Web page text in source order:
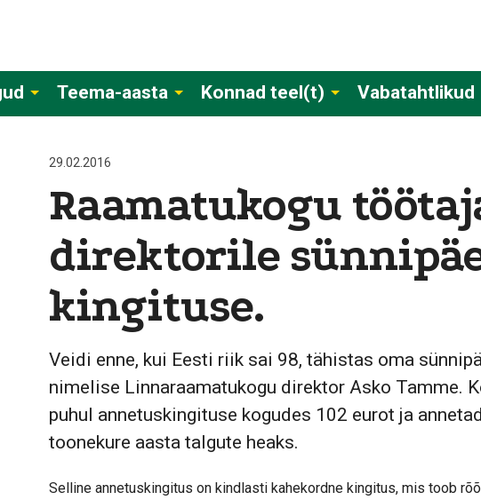
Teema-aasta Konnad teel(t) Vabatahtlikud
29.02.2016
Raamatukogu
direktorile
kingituse.
Veidi enne, kui Eesti riik sai 98, tähistas oma
nimelise Linnaraamatukogu direktor Asko Tamme.
puhul annetuskingituse kogudes 102 eurot ja
toonekure aasta talgute heaks.
Selline annetuskingitus on kindlasti kahekordne kingitus, mis toob